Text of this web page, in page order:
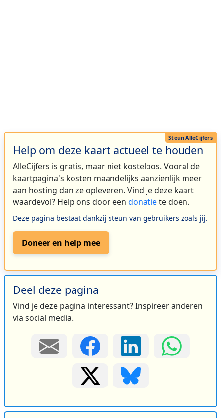
Help om deze kaart actueel te houden
AlleCijfers is gratis, maar niet kosteloos. Vooral de
kaartpagina's kosten maandelijks aanzienlijk meer
aan hosting dan ze opleveren. Vind je deze kaart
waardevol? Help ons door een donatiete doen.
Deze pagina bestaat dankzij steun van gebruikers zoals jij.
Doneer en help mee
Deel deze pagina
Vind je deze pagina interessant? Inspireer anderen
via social media.